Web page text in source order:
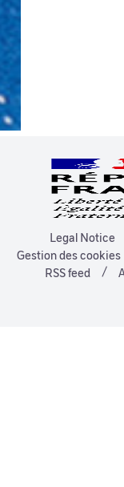
Legal Notice
Gestion des cookies
RSS feed